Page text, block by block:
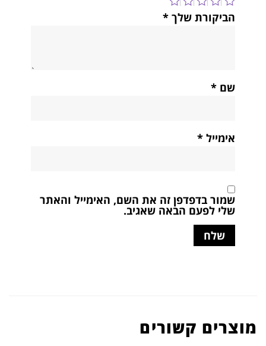
הביקורת שלך *
שם *
אימייל *
שמור בדפדפן זה את השם, האימייל והאתר
שלי לפעם הבאה שאגיב.
מוצרים קשורים